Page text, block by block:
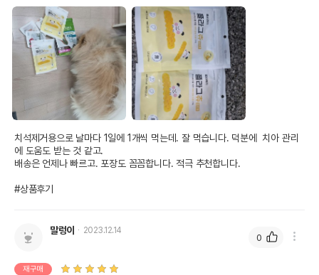
치석제거용으로 날마다 1일에 1개씩 먹는데. 잘 먹습니다. 덕분에  치아 관리
에 도움도 받는 것 같고.
배송은 언제나 빠르고. 포장도 꼼꼼합니다. 적극 추천합니다.
#상품후기
말렁이 2023.12.14
재구매
0